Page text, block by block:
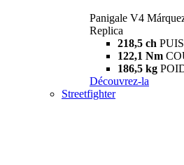
Panigale V4
Replica
218,5 ch
122,1 Nm
186,5 kg
Découvrez-la
Streetfighter